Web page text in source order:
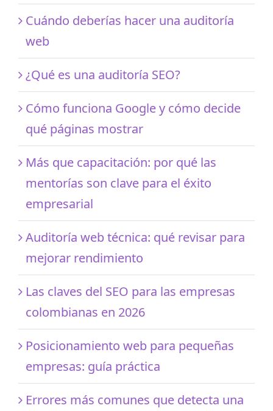
Cuándo deberías hacer una auditoría
web
¿Qué es una auditoría SEO?
Cómo funciona Google y cómo decide
qué páginas mostrar
Más que capacitación: por qué las
mentorías son clave para el éxito
empresarial
Auditoría web técnica: qué revisar para
mejorar rendimiento
Las claves del SEO para las empresas
colombianas en 2026
Posicionamiento web para pequeñas
empresas: guía práctica
Errores más comunes que detecta una